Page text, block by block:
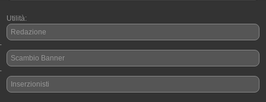
Utilità:
Redazione
-
Scambio Banner
-
Inserzionisti